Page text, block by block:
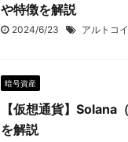
や特徴を解説
2024/6/23 アルトコ
暗号資産
【仮想通貨】Solana
を解説